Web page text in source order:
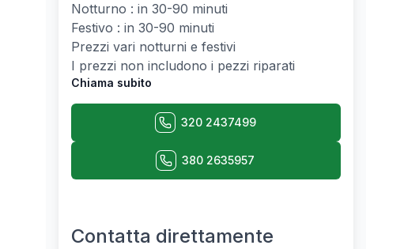
Notturno : in 30-90 minuti
Festivo : in 30-90 minuti
Prezzi vari notturni e festivi
I prezzi non includono i pezzi riparati
Chiama subito
320 2437499
380 2635957
Contatta direttamente